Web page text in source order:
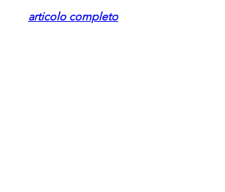
articolo completo